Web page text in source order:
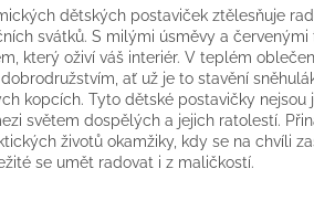
dětských postaviček ztělesňuje
svátků. S milými úsměvy a červenými
který oživí váš interiér. V teplém
ať už je to stavění
kopcích. Tyto dětské postavičky nejsou
světem dospělých a jejich ratolestí.
životů okamžiky, kdy se na chvíli
se umět radovat i z maličkostí.